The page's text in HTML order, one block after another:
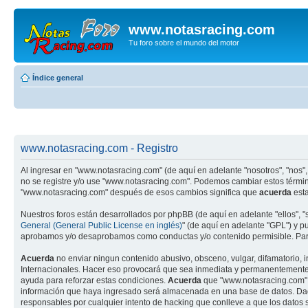
www.notasracing.com
Tu foro sobre el mundo del motor
Índice general
www.notasracing.com - Registro
Al ingresar en "www.notasracing.com" (de aquí en adelante "nosotros",
no se registre y/o use "www.notasracing.com". Podemos cambiar estos
"www.notasracing.com" después de esos cambios significa que acuerda
Nuestros foros están desarrollados por phpBB (de aquí en adelante "ellos",
General (General Public License en inglés)" (de aquí en adelante "GPL") y
aprobamos y/o desaprobamos como conductas y/o contenido permisible.
Acuerda no enviar ningun contenido abusivo, obsceno, vulgar,
Internacionales. Hacer eso provocará que sea inmediata y
ayuda para reforzar estas condiciones. Acuerda que
información que haya ingresado será almacenada en una base de datos.
responsables por cualquier intento de hacking que conlleve a que los datos